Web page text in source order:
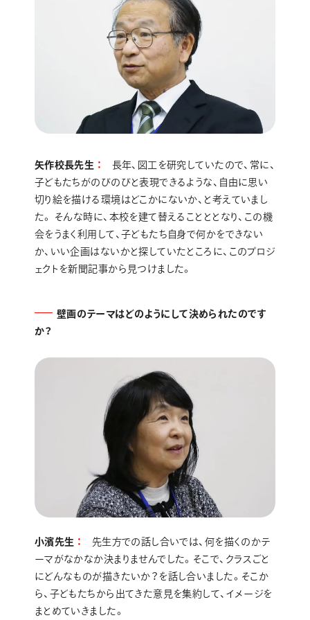
矢作校長先生
長年、図工を研究していたので、常に、
子どもたちがのびのびと表現できるような、自由に思い
切り絵を描ける環境はどこかにないか、と考えていまし
た。 そんな時に、本校を建て替えることととなり、この機
会をうまく利用して、子どもたち自身で何かをできない
か、いい企画はないかと探していたところに、このプロジ
ェクトを新聞記事から見つけました。
壁画のテーマはどのようにして決められたのです
か？
小濱先生
先生方での話し合いでは、何を描くのかテ
ーマがなかなか決まりませんでした。そこで、クラスごと
にどんなものが描きたいか？を話し合いました。そこか
ら、子どもたちから出てきた意見を集約して、イメージを
まとめていきました。